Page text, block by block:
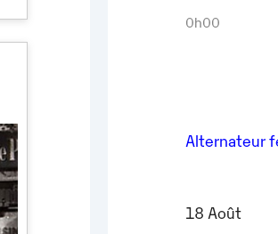
0h00
Alternateur
18 Août